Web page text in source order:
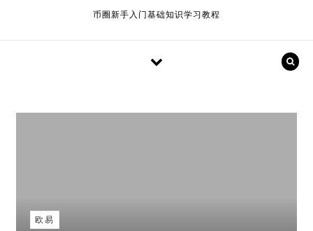
币圈新手入门基础知识学习教程
欧易